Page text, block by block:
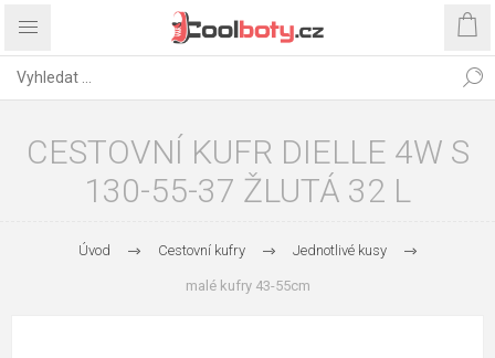
CESTOVNÍ KUFR DIELLE 4W S
130-55-37 ŽLUTÁ 32 L
Úvod Cestovní kufry Jednotlivé kusy
malé kufry 43-55cm